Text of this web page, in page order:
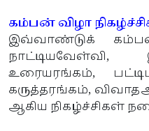
கம்பன் விழா
இவ்வாண்டுக்
நாட்டியவேள்வி,
உரையரங்கம்,
கருத்தரங்கம்,
ஆகிய நிகழ்ச்சிகள்